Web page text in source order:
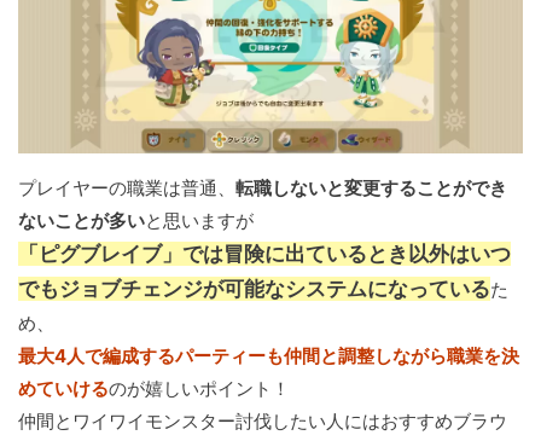
プレイヤーの職業は普通、 転職しないと変更することができ
ないことが多いと思いますが
「ピグブレイブ」では冒険に出ているとき以外はいつ
でもジョブチェンジが可能なシステムになっているた
め、
最大4人で編成するパーティーも仲間と調整しながら職業を決
めていけるのが嬉しいポイント！
仲間とワイワイモンスター討伐したい人にはおすすめブラウ